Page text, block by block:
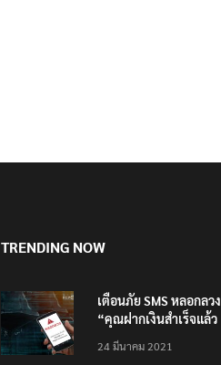
TRENDING NOW
เตือนภัย SMS หลอกลวง
“คุณฝากเงินสำเร็จแล้ว
200,000 บาท”
24 มีนาคม 2021